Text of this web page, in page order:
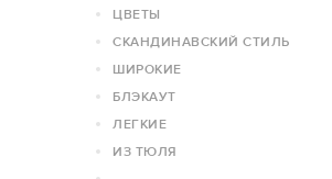
ЦВЕТЫ
СКАНДИНАВСКИЙ СТИЛЬ
ШИРОКИЕ
БЛЭКАУТ
ЛЕГКИЕ
ИЗ ТЮЛЯ